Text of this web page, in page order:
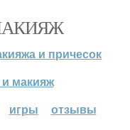
и причесок
и макияж
игры отзывы